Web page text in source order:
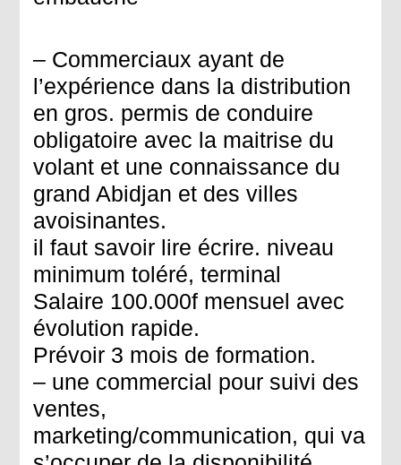
– Commerciaux ayant de
l’expérience dans la distribution
en gros. permis de conduire
obligatoire avec la maitrise du
volant et une connaissance du
grand Abidjan et des villes
avoisinantes.
il faut savoir lire écrire. niveau
minimum toléré, terminal
Salaire 100.000f mensuel avec
évolution rapide.
Prévoir 3 mois de formation.
– une commercial pour suivi des
ventes,
marketing/communication, qui va